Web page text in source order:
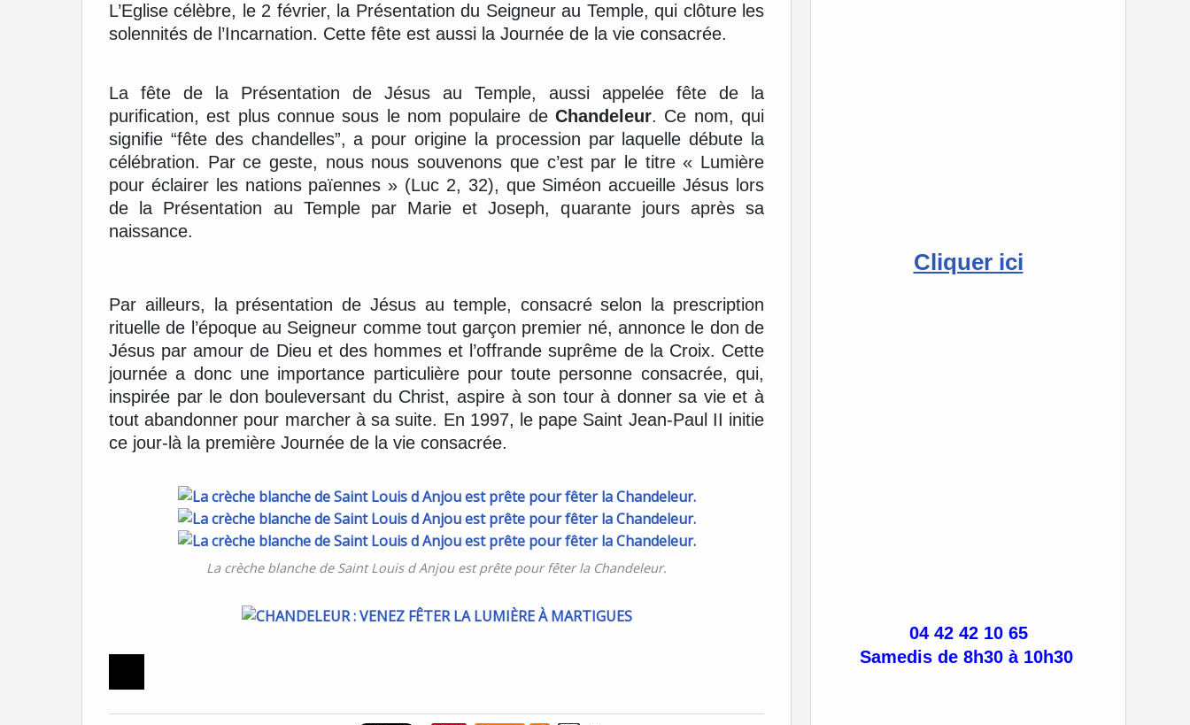
Cliquer ici
04 42 42 10 65
Samedis de 8h30 à 10h30
L’Eglise célèbre, le 2 février, la Présentation du Seigneur au Temple, qui clôture les
solennités de l’Incarnation. Cette fête est aussi la Journée de la vie consacrée.
La fête de la Présentation de Jésus au Temple, aussi appelée fête de la
purification, est plus connue sous le nom populaire de Chandeleur. Ce nom, qui
signifie “fête des chandelles”, a pour origine la procession par laquelle débute la
célébration. Par ce geste, nous nous souvenons que c’est par le titre « Lumière
pour éclairer les nations païennes » (Luc 2, 32), que Siméon accueille Jésus lors
de la Présentation au Temple par Marie et Joseph, quarante jours après sa
naissance.
Par ailleurs, la présentation de Jésus au temple, consacré selon la prescription
rituelle de l’époque au Seigneur comme tout garçon premier né, annonce le don de
Jésus par amour de Dieu et des hommes et l’offrande suprême de la Croix. Cette
journée a donc une importance particulière pour toute personne consacrée, qui,
inspirée par le don bouleversant du Christ, aspire à son tour à donner sa vie et à
tout abandonner pour marcher à sa suite. En 1997, le pape Saint Jean-Paul II initie
ce jour-là la première Journée de la vie consacrée.
La crèche blanche de Saint Louis d Anjou est prête pour fêter la Chandeleur.